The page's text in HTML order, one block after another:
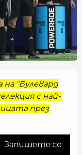
"Булевард
с най-
през